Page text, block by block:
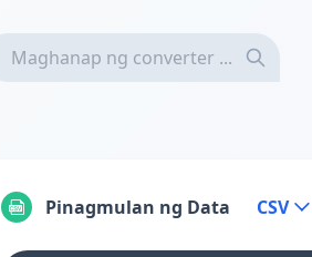
Pinagmulan ng Data CSV